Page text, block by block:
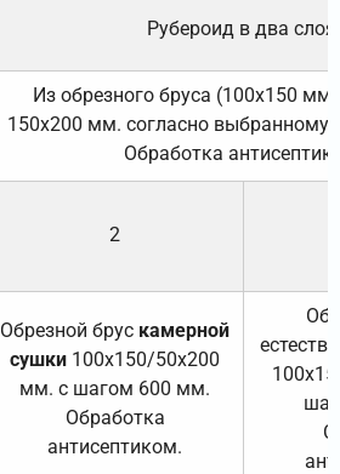
Рубероид в два слоя.
Из обрезного бруса (100х150
150х200 мм. согласно выбранному
Обработка
2
Обрезной брус камерной
сушки 100х150/50х200
мм. с шагом 600 мм.
Обработка
антисептиком.